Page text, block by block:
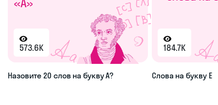
573.6K
Назовите 20 слов на букву А?
184.7K
Слова на букву Е